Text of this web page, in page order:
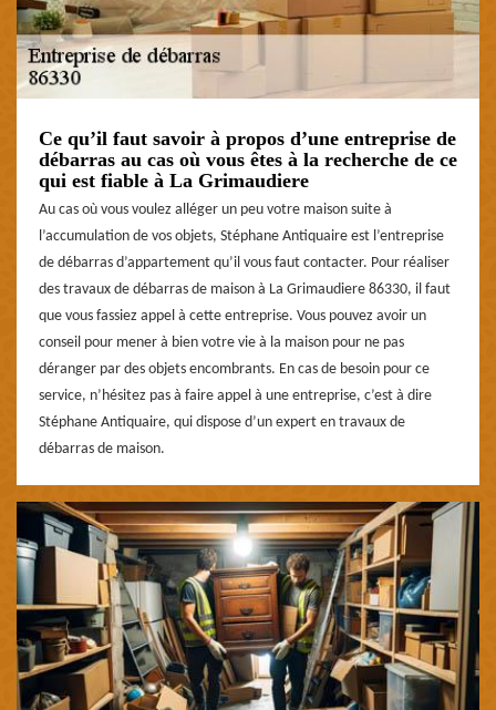
Ce qu’il faut savoir à propos d’une entreprise de
débarras au cas où vous êtes à la recherche de ce
qui est fiable à La Grimaudiere
Au cas où vous voulez alléger un peu votre maison suite à
l’accumulation de vos objets, Stéphane Antiquaire est l’entreprise
de débarras d’appartement qu’il vous faut contacter. Pour réaliser
des travaux de débarras de maison à La Grimaudiere 86330, il faut
que vous fassiez appel à cette entreprise. Vous pouvez avoir un
conseil pour mener à bien votre vie à la maison pour ne pas
déranger par des objets encombrants. En cas de besoin pour ce
service, n’hésitez pas à faire appel à une entreprise, c’est à dire
Stéphane Antiquaire, qui dispose d’un expert en travaux de
débarras de maison.